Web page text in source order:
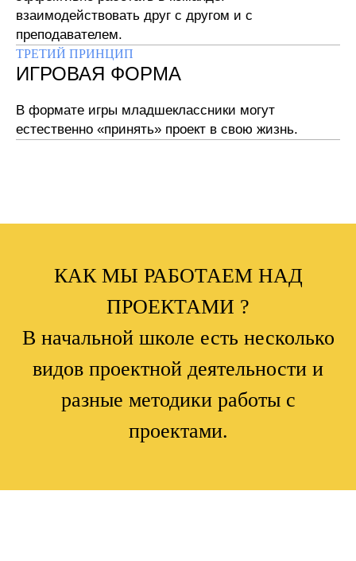
взаимодействовать друг с другом и с
преподавателем.
ТРЕТИЙ ПРИНЦИП
ИГРОВАЯ ФОРМА
В формате игры младшеклассники могут
естественно «принять» проект в свою жизнь.
КАК МЫ РАБОТАЕМ НАД
ПРОЕКТАМИ ?
В начальной школе есть несколько
видов проектной деятельности и
разные методики работы с
проектами.